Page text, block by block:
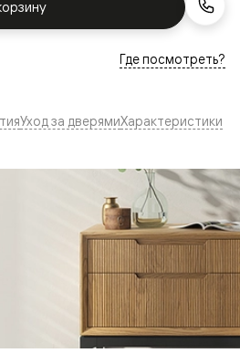
Где посмотреть?
Уход за дверямиХарактеристики